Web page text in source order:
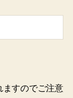
ますのでご注意